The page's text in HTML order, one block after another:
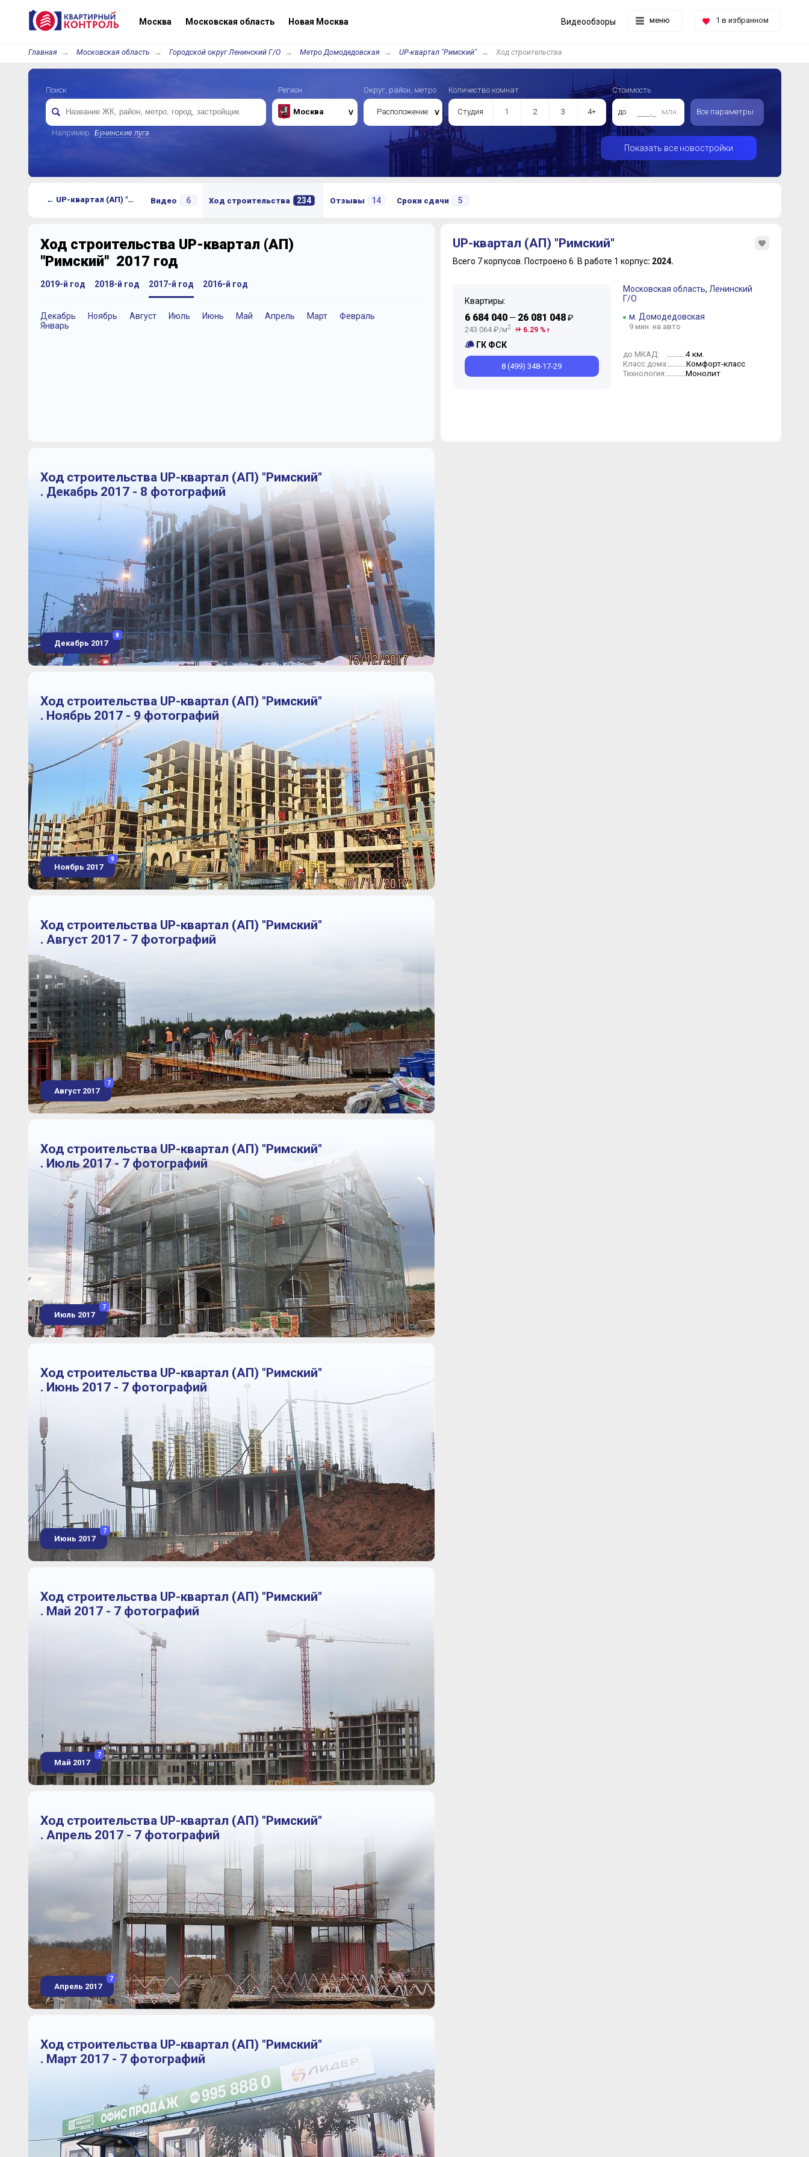
Москва Московская область Новая Москва меню 1 в избранном
Видеообзоры
Главная Московская область Городской округ Ленинский Г/О Метро Домодедовская UP-квартал "Римский" Ход строительства
Поиск
Например: Бунинские луга
Регион
Москва
Округ, район, метро
Расположение
Количество комнат
Студия 1 2 3 4+
Стоимость
до млн. Все параметры
Показать все новостройки
← UP-квартал (АП) "Римский" Видео 6 Ход строительства 234 Отзывы 14 Сроки сдачи 5
Ход строительства UP-квартал (АП)
"Римский" 2017 год
2019-й год
Декабрь Ноябрь Октябрь Сентябрь Август Июль
Январь
2018-й год
Ноябрь Октябрь Сентябрь Июль Июнь Март
2017-й год
Декабрь Ноябрь Август Июль Июнь Май Апрель Март
Февраль
Январь
2016-й год
Декабрь Ноябрь
Ход строительства UP-квартал (АП) "Римский"
. Декабрь 2017 - 8 фотографий
Декабрь 2017
8
Ход строительства UP-квартал (АП) "Римский"
. Ноябрь 2017 - 9 фотографий
Ноябрь 2017
9
Ход строительства UP-квартал (АП) "Римский"
. Август 2017 - 7 фотографий
Август 2017
7
Ход строительства UP-квартал (АП) "Римский"
. Июль 2017 - 7 фотографий
Июль 2017
7
Ход строительства UP-квартал (АП) "Римский"
. Июнь 2017 - 7 фотографий
Июнь 2017
7
Ход строительства UP-квартал (АП) "Римский"
. Май 2017 - 7 фотографий
Май 2017
7
Ход строительства UP-квартал (АП) "Римский"
. Апрель 2017 - 7 фотографий
Апрель 2017
7
Ход строительства UP-квартал (АП) "Римский"
. Март 2017 - 7 фотографий
UP-квартал (АП) "Римский"
Всего 7 корпусов. Построено 6. В работе 1 корпус: 2024.
Квартиры:
6 684 040— 26 081 048₽
243 064 ₽/м2 + 6.29 %
ГК ФСК
8 (499) 348-17-29
Московская область, Ленинский
Г/О
м. Домодедовская
9 мин. на авто
до МКАД: 4 км.
Класс дома: Комфорт-класс
Технология: Монолит